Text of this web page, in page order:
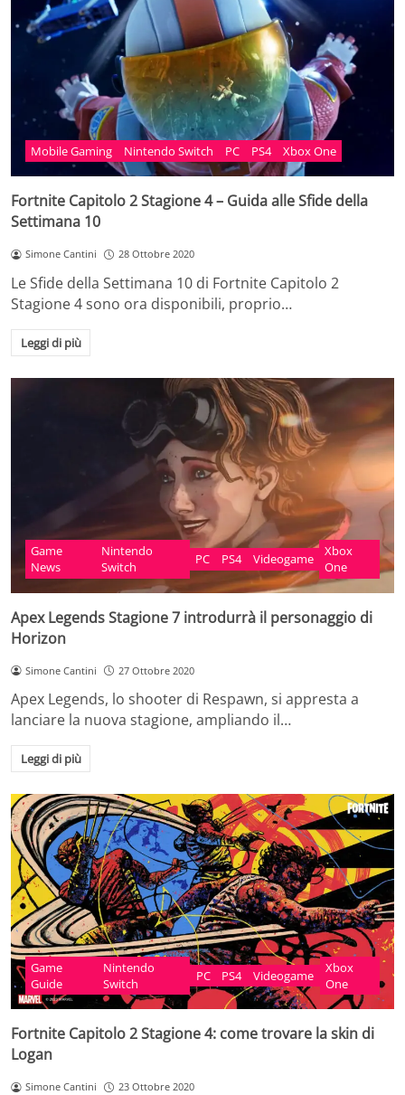
Mobile Gaming Nintendo Switch PC PS4 Xbox One
Fortnite Capitolo 2 Stagione 4 – Guida alle Sfide della
Settimana 10
Simone Cantini 28 Ottobre 2020
Le Sfide della Settimana 10 di Fortnite Capitolo 2
Stagione 4 sono ora disponibili, proprio…
Leggi di più
Game
News
Nintendo
Switch
PC PS4 Videogame
Xbox
One
Apex Legends Stagione 7 introdurrà il personaggio di
Horizon
Simone Cantini 27 Ottobre 2020
Apex Legends, lo shooter di Respawn, si appresta a
lanciare la nuova stagione, ampliando il…
Leggi di più
Game
Guide
Nintendo
Switch
PC PS4 Videogame
Xbox
One
Fortnite Capitolo 2 Stagione 4: come trovare la skin di
Logan
Simone Cantini 23 Ottobre 2020